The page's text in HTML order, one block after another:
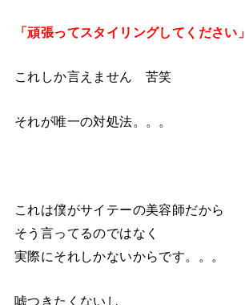
「頑張ってスタイリングしてください」
これしか言えません 苦笑
それが唯一の対処法。。。
これは僕がサイテーの美容師だから
そう言ってるのではなく
実際にそれしかないからです。。。
嘘つきたくないし